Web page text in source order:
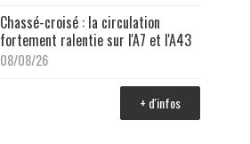
Chassé-croisé : la circulation
fortement ralentie sur l'A7 et l'A43
08/08/26
+ d'infos